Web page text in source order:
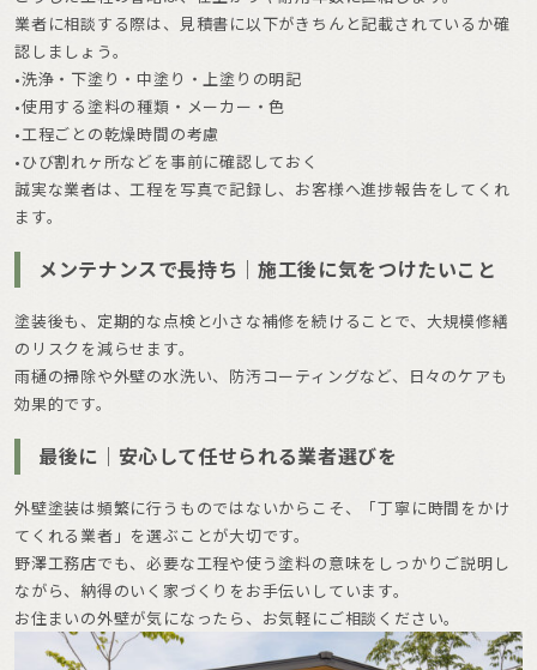
業者に相談する際は、見積書に以下がきちんと記載されているか確
認しましょう。
•洗浄・下塗り・中塗り・上塗りの明記
•使用する塗料の種類・メーカー・色
•工程ごとの乾燥時間の考慮
•ひび割れヶ所などを事前に確認しておく
誠実な業者は、工程を写真で記録し、お客様へ進捗報告をしてくれ
ます。
メンテナンスで長持ち｜施工後に気をつけたいこと
塗装後も、定期的な点検と小さな補修を続けることで、大規模修繕
のリスクを減らせます。
雨樋の掃除や外壁の水洗い、防汚コーティングなど、日々のケアも
効果的です。
最後に｜安心して任せられる業者選びを
外壁塗装は頻繁に行うものではないからこそ、「丁寧に時間をかけ
てくれる業者」を選ぶことが大切です。
野澤工務店でも、必要な工程や使う塗料の意味をしっかりご説明し
ながら、納得のいく家づくりをお手伝いしています。
お住まいの外壁が気になったら、お気軽にご相談ください。